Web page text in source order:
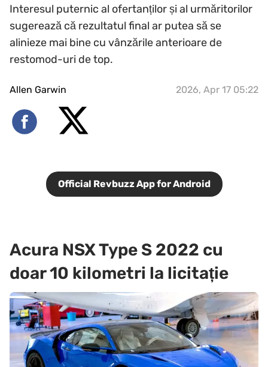
Interesul puternic al ofertanților și al urmăritorilor
sugerează că rezultatul final ar putea să se
alinieze mai bine cu vânzările anterioare de
restomod-uri de top.
Allen Garwin 2026, Apr 17 05:22
Official Revbuzz App for Android
Acura NSX Type S 2022 cu
doar 10 kilometri la licitație